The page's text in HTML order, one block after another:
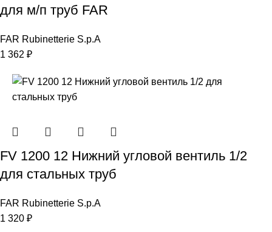
для м/п труб FAR
FAR Rubinetterie S.p.A
1 362 ₽
FV 1200 12 Нижний угловой вентиль 1/2
для стальных труб
FAR Rubinetterie S.p.A
1 320 ₽